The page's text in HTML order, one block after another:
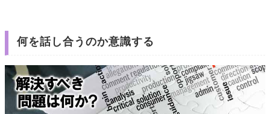
何を話し合うのか意識する